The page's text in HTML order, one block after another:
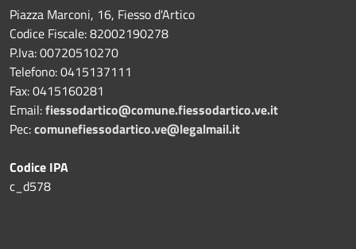
Piazza Marconi, 16, Fiesso d'Artico
Codice Fiscale: 82002190278
P.Iva: 00720510270
Telefono:0415137111
Fax:0415160281
Email:fiessodartico@comune.fiessodartico.ve.it
Pec:comunefiessodartico.ve@legalmail.it
Codice IPA
c_d578